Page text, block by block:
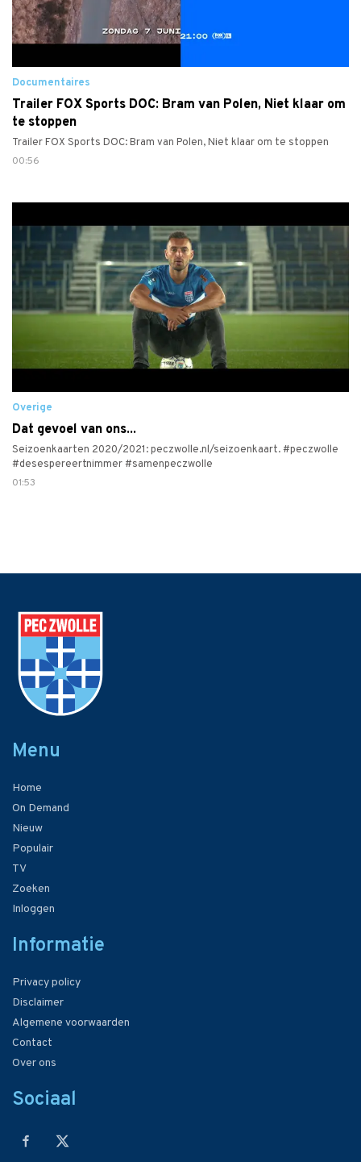
Documentaires
Trailer FOX Sports DOC: Bram van Polen, Niet klaar om
te stoppen
Trailer FOX Sports DOC: Bram van Polen, Niet klaar om te stoppen
00:56
Overige
Dat gevoel van ons...
Seizoenkaarten 2020/2021: peczwolle.nl/seizoenkaart. #peczwolle
#desespereertnimmer #samenpeczwolle
01:53
Menu
Home
On Demand
Nieuw
Populair
TV
Zoeken
Inloggen
Informatie
Privacy policy
Disclaimer
Algemene voorwaarden
Contact
Over ons
Sociaal